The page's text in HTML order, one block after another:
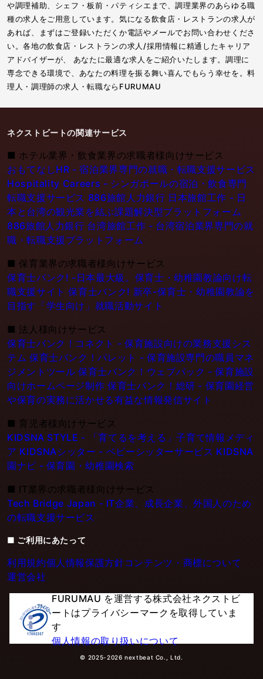
や調理補助、シェフ・板前・パティシエまで、調理業界のあらゆる職
種の求人をご用意しています。気になる飲食店・レストランの求人が
あれば、まずはご登録いただくか電話やメールでお問い合わせくださ
い。各地の飲食店・レストランの求人/採用情報に精通したキャリア
アドバイザーが、 あなたに最適な求人をご紹介いたします。調理に
専念できる環境で、あなたの料理を振る舞い喜んでもらう幸せを。料
理人・調理師の求人・転職ならFURUMAU
ネクストビートの関連サービス
■ ホテル業界・飲食業界の求職者様向けサービス
おもてなしHR - 宿泊業界専門の就職・転職支援サービス
Hospitality Careers - シンガポールの宿泊・飲食専門
転職支援サービス 886旅館人力銀行 日本旅館工作 - 日
本と台湾の観光業を結ぶ課題解決型プラットフォーム
886旅館人力銀行 台湾旅館工作 - 台湾宿泊業界専門の就
職・転職支援プラットフォーム
■ 保育業界の求職者様向けサービス
保育士バンク! -日本最大級。保育士・幼稚園教論向け転
職支援サイト 保育士バンク! 新卒-保育士・幼稚園教論を
目指す「学生向け」就職活動サイト
■ 法人様向けサービス
保育士バンク！コネクト - 保育施設向けの業務支援シス
テム 保育士バンク！パレット - 保育施設専門の職員マネ
ジメントツール 保育士バンク！ウェブパック - 保育施設
向けホームページ制作 保育士バンク！総研 - 保育園経営
や保育の実務に活かせる有益な情報発信サイト
■ 育児者様向けサービス
KIDSNA STYLE - 「育てるを考える」子育て情報メディ
ア KIDSNAシッター - ベビーシッターサービス KIDSNA
園ナビ - 保育園・幼稚園検索
■ IT業界の求職者様向けサービス
Tech Bridge Japan - IT企業、成長企業、外国人のため
の転職支援サービス
■ ご利用にあたって
利用規約個人情報保護方針コンテンツ・商標について
運営会社
FURUMAU を運営する株式会社ネクストビ
ートはプライバシーマークを取得していま
す
個人情報の取り扱いについて
© 2025-2026 nextbeat Co., Ltd.